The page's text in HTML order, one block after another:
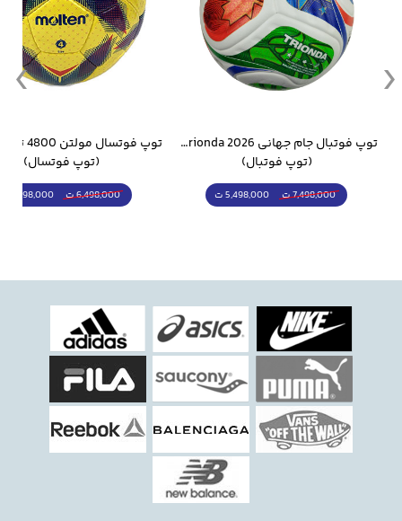
توپ فوتبال جام جهانی 2026 Trionda مشابه اورجینال
(توپ فوتبال)
7,498,000 ت 5,498,000 ت
(توپ فوتسال)
6,498,000 ت 5,298,000 ت